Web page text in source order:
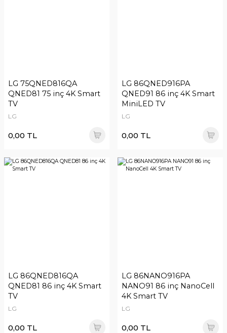
LG 75QNED816QA
QNED81 75 inç 4K Smart
TV
LG
0,00 TL
LG 86QNED916PA
QNED91 86 inç 4K Smart
MiniLED TV
LG
0,00 TL
LG 86QNED816QA
QNED81 86 inç 4K Smart
TV
LG
0,00 TL
LG 86NANO916PA
NANO91 86 inç NanoCell
4K Smart TV
LG
0,00 TL